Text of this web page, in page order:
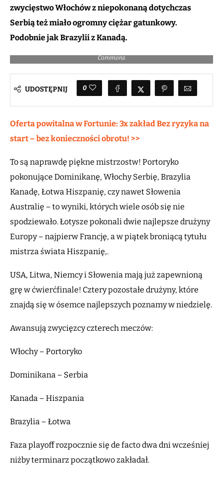
zwycięstwo Włochów z niepokonaną dotychczas
Serbią też miało ogromny ciężar gatunkowy.
Podobnie jak Brazylii z Kanadą.
Commons
UDOSTĘPNIJ 0
Oferta powitalna w Fortunie: 3x zakład Bez ryzyka na
start – bez konieczności obrotu! >>
To są naprawdę piękne mistrzostw! Portoryko
pokonujące Dominikanę, Włochy Serbię, Brazylia
Kanadę, Łotwa Hiszpanię, czy nawet Słowenia
Australię – to wyniki, których wiele osób się nie
spodziewało. Łotysze pokonali dwie najlepsze drużyny
Europy – najpierw Francję, a w piątek broniącą tytułu
mistrza świata Hiszpanię,.
USA, Litwa, Niemcy i Słowenia mają już zapewnioną
grę w ćwierćfinale! Cztery pozostałe drużyny, które
znajdą się w ósemce najlepszych poznamy w niedzielę.
Awansują zwycięzcy czterech meczów:
Włochy – Portoryko
Dominikana – Serbia
Kanada – Hiszpania
Brazylia – Łotwa
Faza playoff rozpocznie się de facto dwa dni wcześniej
niżby terminarz początkowo zakładał.